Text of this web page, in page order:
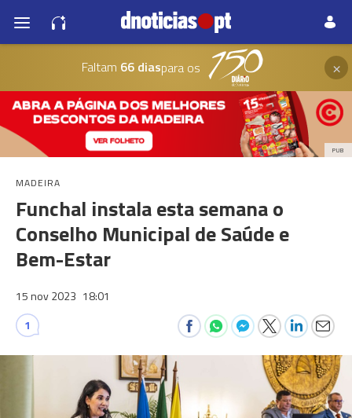
Faltam 66 diaspara os ×
PUB
MADEIRA
Funchal instala esta semana o
Conselho Municipal de Saúde e
Bem-Estar
15 nov 2023 18:01
1